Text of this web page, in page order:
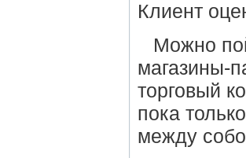
Клиент
Можно
магазины-
торговый
пока
между